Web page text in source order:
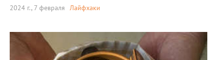
2024 г., 7 февраля Лайфхаки